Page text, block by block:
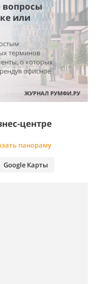
вопросы
или
терминов
о которых
офисное
ЖУРНАЛ РУМФИ.РУ
центре
панораму
Google Карты